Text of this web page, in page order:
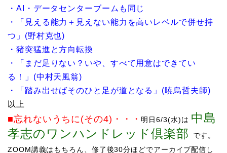
・ AI
・データセンターブームも同じ
・「見える能力＋見えない能力を高いレベルで併せ持
つ」 (野村克也)
・猪突猛進と方向転換
・「まだ足りない？いや、すべて用意はできてい
る！」 (中村天風翁)
・「踏み出せばそのひと足が道となる」 (暁烏哲夫師)
以上
■忘れないうちに(その4) ・・・ 明日6/3(水)は 中島
孝志のワンハンドレッド倶楽部
です。
ZOOM講義はもちろん、修了後30分ほどでアーカイブ配信し